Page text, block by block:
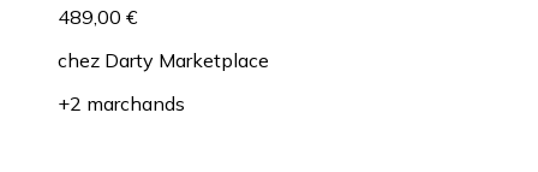
489,00 €
chez Darty Marketplace
+2 marchands